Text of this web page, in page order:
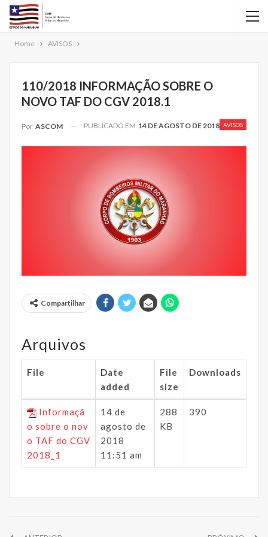
Home AVISOS
110/2018 INFORMAÇÃO SOBRE O
NOVO TAF DO CGV 2018.1
AVISOS
Por ASCOM PUBLICADO EM 14 DE AGOSTO DE 2018
Compartilhar
Arquivos
File
Date
added
File
size
Downloads
Informaçã
o sobre o nov
o TAF do CGV
2018_1
14 de
agosto de
2018
11:51 am
288
KB
390